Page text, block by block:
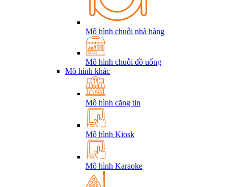
Mô hình chuỗi nhà hàng
Mô hình chuỗi đồ uống
Mô hình khác
Mô hình căng tin
Mô hình Kiosk
Mô hình Karaoke